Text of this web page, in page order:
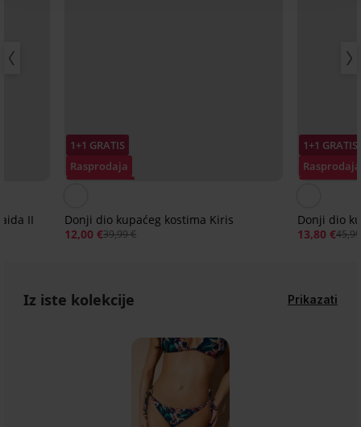
II
1+1 GRATIS
Rasprodaja
Donji dio kupaćeg kostima Kiris
12,00 €39,99 €
1+1 GRATIS
Rasprodaja
Donji dio
13,80 €
Iz iste kolekcije Prikazati